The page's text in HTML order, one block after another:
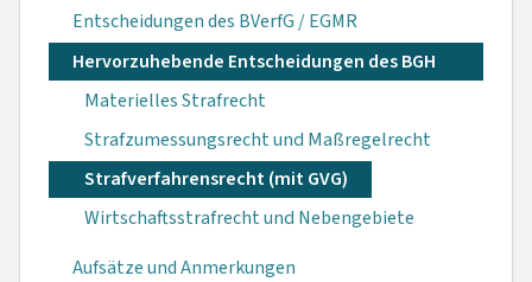
Entscheidungen des BVerfG / EGMR
Hervorzuhebende Entscheidungen des BGH
Materielles Strafrecht
Strafzumessungsrecht und Maßregelrecht
Strafverfahrensrecht (mit GVG)
Wirtschaftsstrafrecht und Nebengebiete
Aufsätze und Anmerkungen